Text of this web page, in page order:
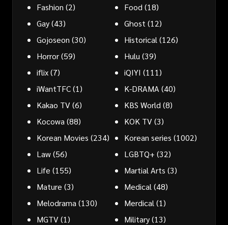
Fashion (2) Food (18)
Gay(43) Ghost (12)
Gojoseon (30) Historical (126)
Horror(59) Hulu (39)
iflix(7) iQIYI (111)
iWantTFC(1) K-DRAMA (40)
Kakao TV(6) KBS World (8)
Kocowa (88) KOK TV(3)
Korean Movies (234) Korean series (1002)
Law(56) LGBTQ+ (32)
Life (155) Martial Arts (3)
Mature (3) Medical (48)
Melodrama (130) Merdical (1)
MGTV(1) Military(13)